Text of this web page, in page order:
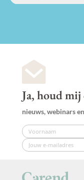
Ja, houd
nieuws, webinars